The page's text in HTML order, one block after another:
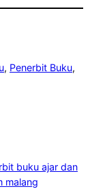
, Penerbit Buku
buku ajar dan
malang